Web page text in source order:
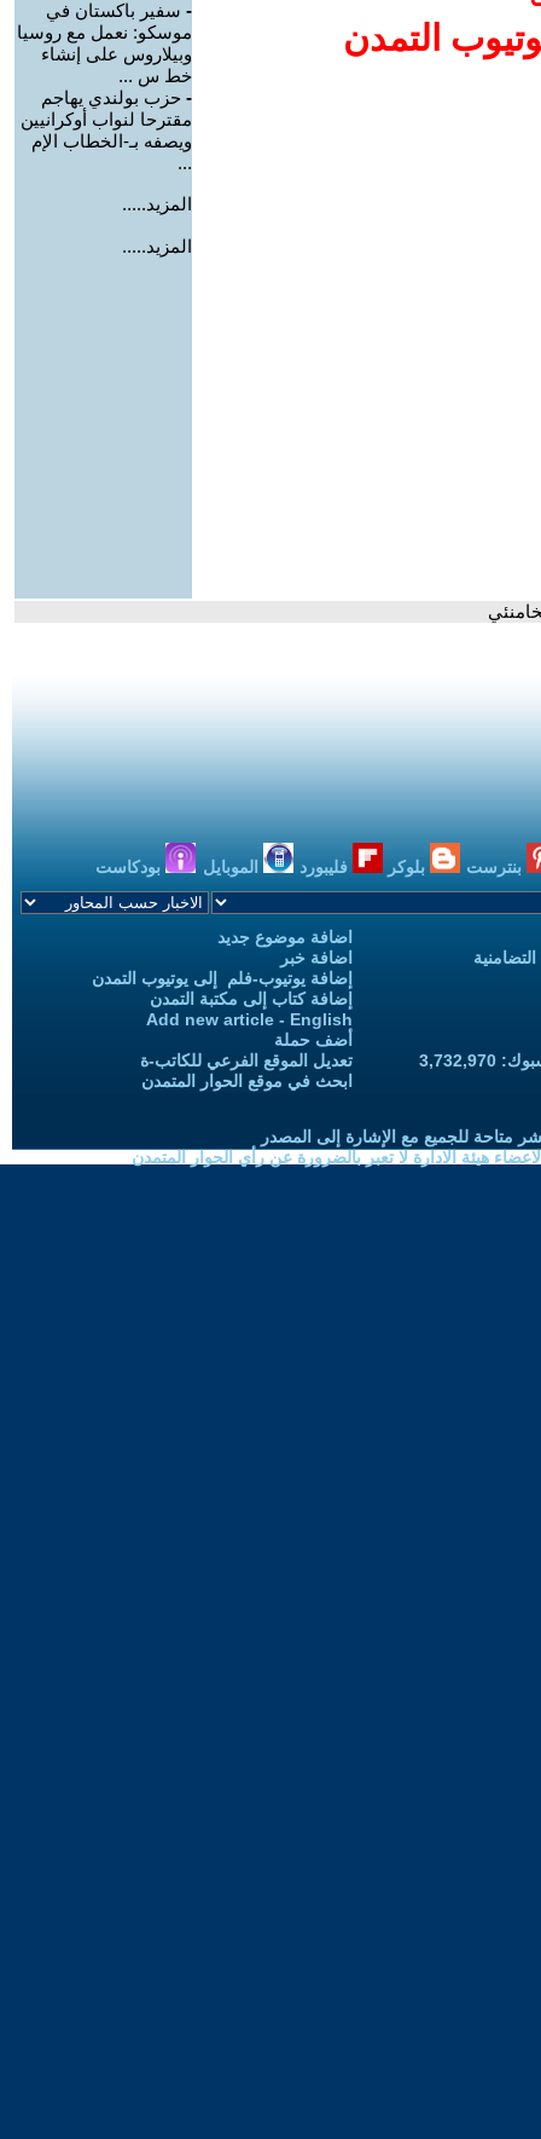
التمدن
- سفير باكستان في
موسكو: نعمل مع روسيا
وبيلاروس على إنشاء
خط س ...
- حزب بولندي يهاجم
مقترحا لنواب أوكرانيين
ويصفه بـ-الخطاب الإم
...
المزيد.....
المزيد.....
بنترست بلوكر فليبورد الموبايل بودكاست
اضافة موضوع جديد
اضافة خبر
إضافة يوتيوب-فلم إلى يوتيوب التمدن
إضافة كتاب إلى مكتبة التمدن
Add new article - English
أضف حملة
تعديل الموقع الفرعي للكاتب-ة
ابحث في موقع الحوار المتمدن
متاحة للجميع مع الإشارة إلى المصدر
هيئة الادارة لا تعبر بالضرورة عن رأي الحوار المتمدن